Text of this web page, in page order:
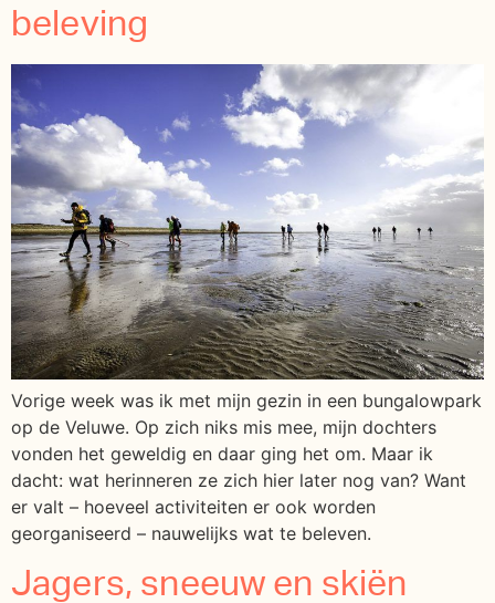
beleving
Vorige week was ik met mijn gezin in een bungalowpark
op de Veluwe. Op zich niks mis mee, mijn dochters
vonden het geweldig en daar ging het om. Maar ik
dacht: wat herinneren ze zich hier later nog van? Want
er valt – hoeveel activiteiten er ook worden
georganiseerd – nauwelijks wat te beleven.
Jagers, sneeuw en skiën